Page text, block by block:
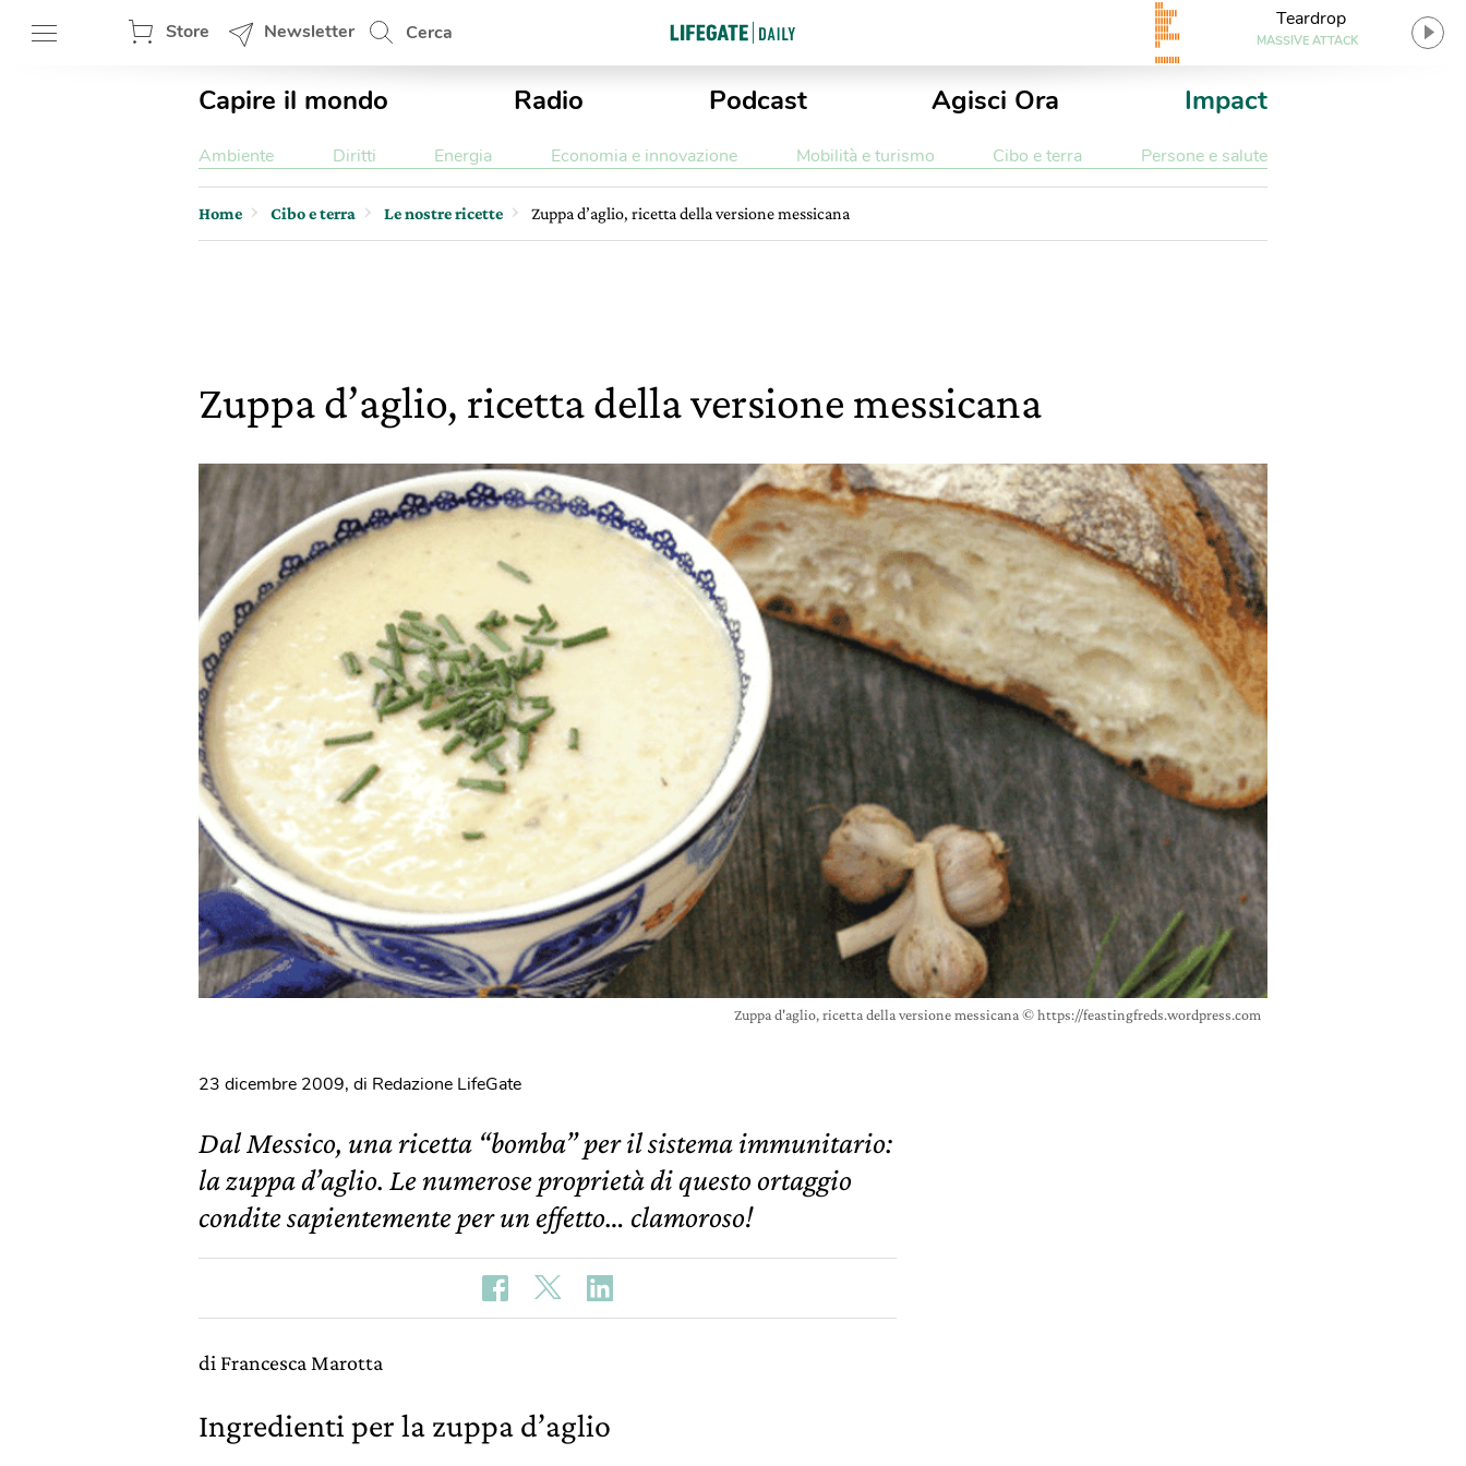
Store Newsletter Cerca
Teardrop
MASSIVE ATTACK
Capire il mondo Radio Podcast Agisci Ora Impact
Ambiente Diritti Energia Economia e innovazione Mobilità e turismo Cibo e terra Persone e salute
Home Cibo e terra Le nostre ricette Zuppa d’aglio, ricetta della versione messicana
Zuppa d’aglio, ricetta della versione messicana
Zuppa d'aglio, ricetta della versione messicana © https://feastingfreds.wordpress.com
23 dicembre 2009, di Redazione LifeGate
Dal Messico, una ricetta “bomba” per il sistema immunitario:
la zuppa d’aglio. Le numerose proprietà di questo ortaggio
condite sapientemente per un effetto… clamoroso!
di Francesca Marotta
Ingredienti per la zuppa d’aglio